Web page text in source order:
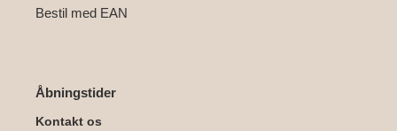
Bestil med EAN
Åbningstider
Kontakt os